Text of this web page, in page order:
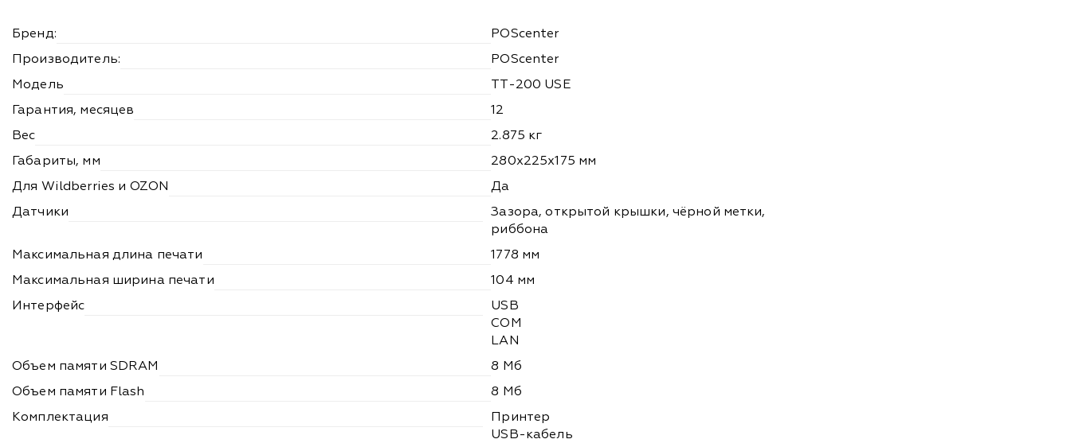
Бренд:
POScenter
Производитель:
POScenter
Модель
TT-200 USE
Гарантия, месяцев
12
Вес
2.875 кг
Габариты, мм
280х225х175 мм
Для Wildberries и OZON
Да
Датчики
Зазора, открытой крышки, чёрной метки,
риббона
Максимальная длина печати
1778 мм
Максимальная ширина печати
104 мм
Интерфейс
USB
COM
LAN
Объем памяти SDRAM
8 Мб
Объем памяти Flash
8 Мб
Комплектация
Принтер
USB-кабель